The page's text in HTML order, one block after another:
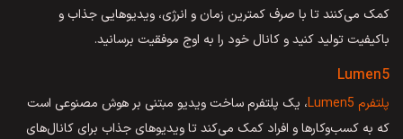
کمک می‌کنند تا با صرف کمترین زمان و انرژی، ویدیوهایی جذاب و
باکیفیت تولید کنید و کانال خود را به اوج موفقیت برسانید.
Lumen5
پلتفرم Lumen5
، یک پلتفرم ساخت ویدیو مبتنی بر هوش مصنوعی است
که به کسب‌وکارها و افراد کمک می‌کند تا ویدیوهای جذاب برای کانال‌های